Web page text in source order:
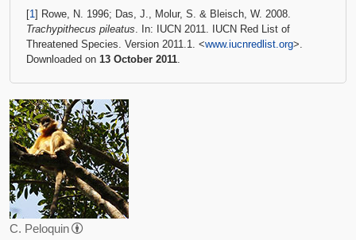
[1] Rowe, N. 1996; Das, J., Molur, S. & Bleisch, W. 2008.
Trachypithecus pileatus. In: IUCN 2011. IUCN Red List of
Threatened Species. Version 2011.1. <www.iucnredlist.org>.
Downloaded on 13 October 2011.
C. Peloquin